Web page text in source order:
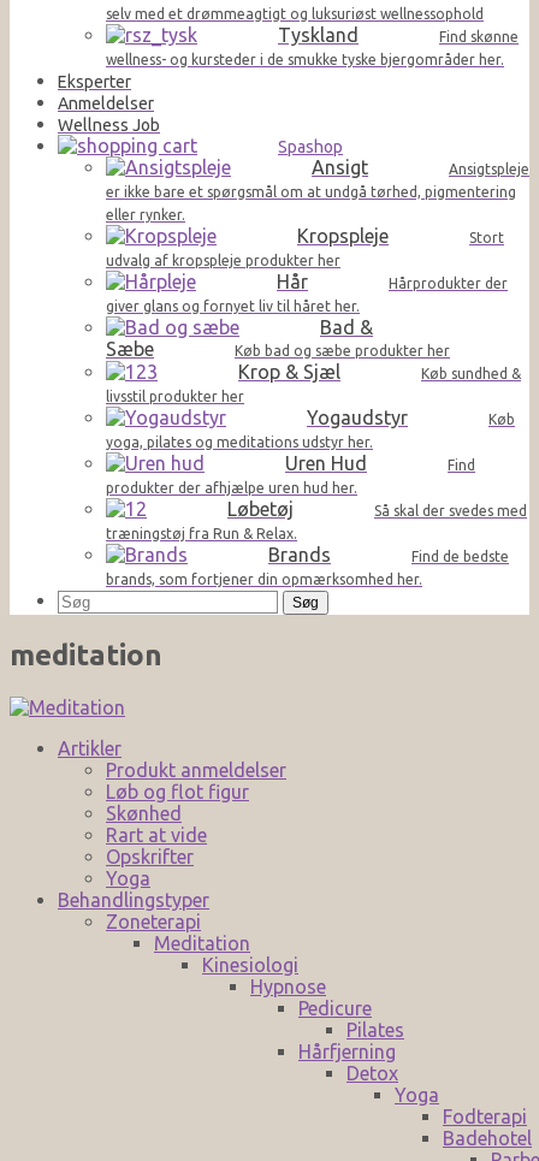
selv med et drømmeagtigt og luksuriøst wellnessophold
Tyskland
Find skønne
wellness- og kursteder i de smukke tyske bjergområder her.
Eksperter
Anmeldelser
Wellness Job
Spashop
Ansigt
Ansigtspleje
er ikke bare et spørgsmål om at undgå tørhed, pigmentering
eller rynker.
Kropspleje
Stort
udvalg af kropspleje produkter her
Hår
Hårprodukter der
giver glans og fornyet liv til håret her.
Bad &
Sæbe
Køb bad og sæbe produkter her
Krop & Sjæl
Køb sundhed &
livsstil produkter her
Yogaudstyr
Køb
yoga, pilates og meditations udstyr her.
Uren Hud
Find
produkter der afhjælpe uren hud her.
Løbetøj
Så skal der svedes med
træningstøj fra Run & Relax.
Brands
Find de bedste
brands, som fortjener din opmærksomhed her.
Søg
efter:
meditation
Artikler
Produkt anmeldelser
Løb og flot figur
Skønhed
Rart at vide
Opskrifter
Yoga
Behandlingstyper
Zoneterapi
Meditation
Kinesiologi
Hypnose
Pedicure
Pilates
Hårfjerning
Detox
Yoga
Fodterapi
Badehotel